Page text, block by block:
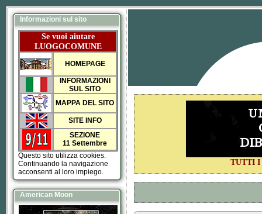
Informazioni sul sito
Se vuoi aiutare
LUOGOCOMUNE
HOMEPAGE
INFORMAZIONI
SUL SITO
MAPPA DEL SITO
SITE INFO
SEZIONE
11 Settembre
Questo sito utilizza cookies.
Continuando la navigazione
acconsenti al loro impiego.
American Moon
TUTTI I